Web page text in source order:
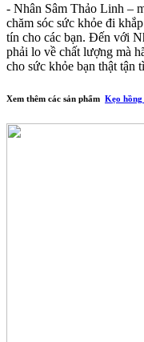
- Nhân Sâm Thảo Linh –
chăm sóc sức khỏe đi
tín cho các bạn. Đến với
phải lo về chất lượng mà
cho sức khỏe bạn thật tận
Xem thêm các sản phẩm Kẹo